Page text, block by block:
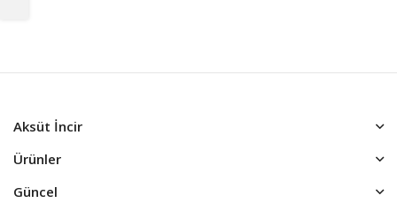
Aksüt İncir
Ürünler
Güncel